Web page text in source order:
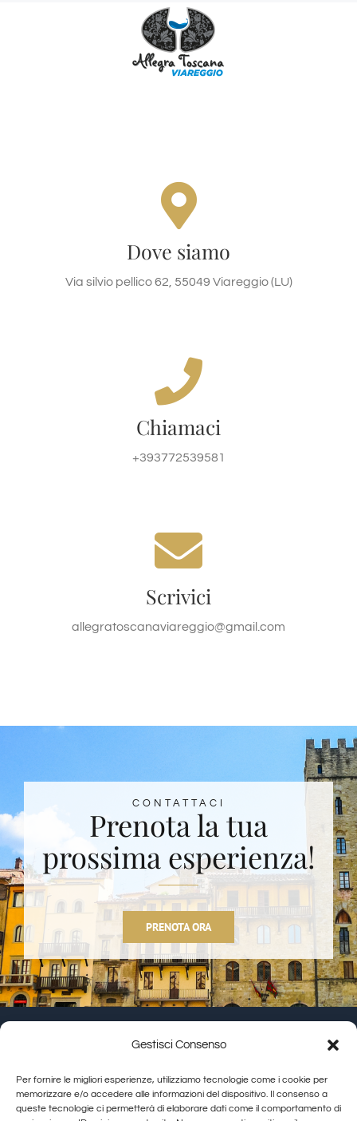
Gestisci Consenso
Per fornire le migliori esperienze, utilizziamo tecnologie come i cookie per
memorizzare e/o accedere alle informazioni del dispositivo. Il consenso a
queste tecnologie ci permetterà di elaborare dati come il comportamento di
Dove siamo
Via silvio pellico 62, 55049 Viareggio (LU)
Via silvio pellico 62, 55049
Viareggio (LU)
DOVE SIAMO
Chiamaci
+393772539581
Chiamaci oggi!
+393772539581
Scrivici
allegratoscanaviareggio@gmail.com
allegratoscanaviareggio@gmail.com
allegratoscanaviareggio@gmail.com
CONTATTACI
Prenota la tua
prossima esperienza!
PRENOTA ORA
Calamandrei 145 Arezzo (AR) |Cookie Policy|Privacy
Policy